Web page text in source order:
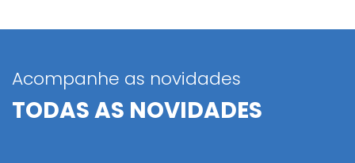
Acompanhe as novidades
TODAS AS NOVIDADES